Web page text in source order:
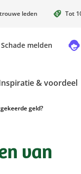
leden Tot
Schade melden
& voordeel
geld?
van